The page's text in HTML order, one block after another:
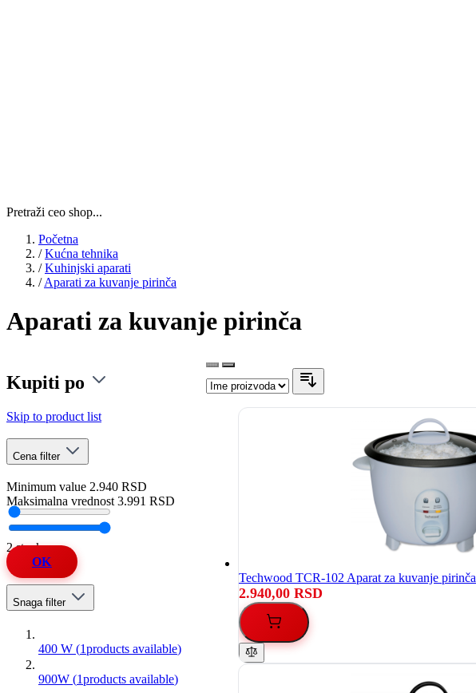
Pretraži ceo shop...
Početna
/ Kućna tehnika
/ Kuhinjski aparati
/ Aparati za kuvanje pirinča
Aparati za kuvanje pirinča
Kupiti po
Skip to product list
Cena filter
Minimum value 2.940 RSD
Maksimalna vrednost 3.991 RSD
2 stavke
OK
Snaga filter
400 W (1products available)
900W (1products available)
Techwood TCR-102 Aparat za kuvanje pirinča
2.940,00 RSD